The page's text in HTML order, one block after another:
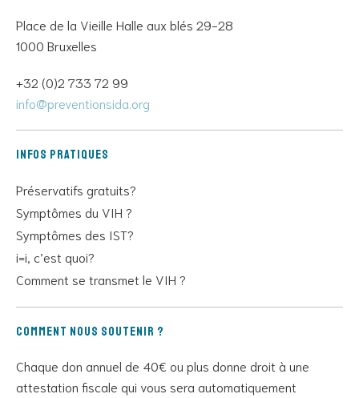
Place de la Vieille Halle aux blés 29-28
1000 Bruxelles
+32 (0)2 733 72 99
info@preventionsida.org
Infos pratiques
Préservatifs gratuits?
Symptômes du VIH ?
Symptômes des IST?
i=i, c’est quoi?
Comment se transmet le VIH ?
Comment nous soutenir ?
Chaque don annuel de 40€ ou plus donne droit à une
attestation fiscale qui vous sera automatiquement